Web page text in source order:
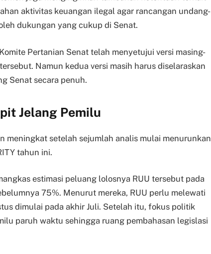
aktivitas keuangan ilegal agar rancangan undang-
dukungan yang cukup di Senat.
Pertanian Senat telah menyetujui versi masing-
Namun kedua versi masih harus diselaraskan
Senat secara penuh.
Jelang Pemilu
meningkat setelah sejumlah analis mulai menurunkan
tahun ini.
estimasi peluang lolosnya RUU tersebut pada
75%. Menurut mereka, RUU perlu melewati
dimulai pada akhir Juli. Setelah itu, fokus politik
paruh waktu sehingga ruang pembahasan legislasi